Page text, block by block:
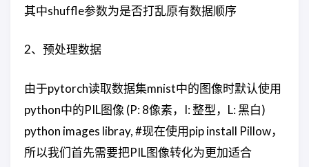
其中shuffle参数为是否打乱原有数据顺序
2、预处理数据
由于pytorch读取数据集mnist中的图像时默认使用
python中的PIL图像 (P: 8像素，I: 整型，L: 黑白)
python images libray, #现在使用pip install Pillow，
所以我们首先需要把PIL图像转化为更加适合